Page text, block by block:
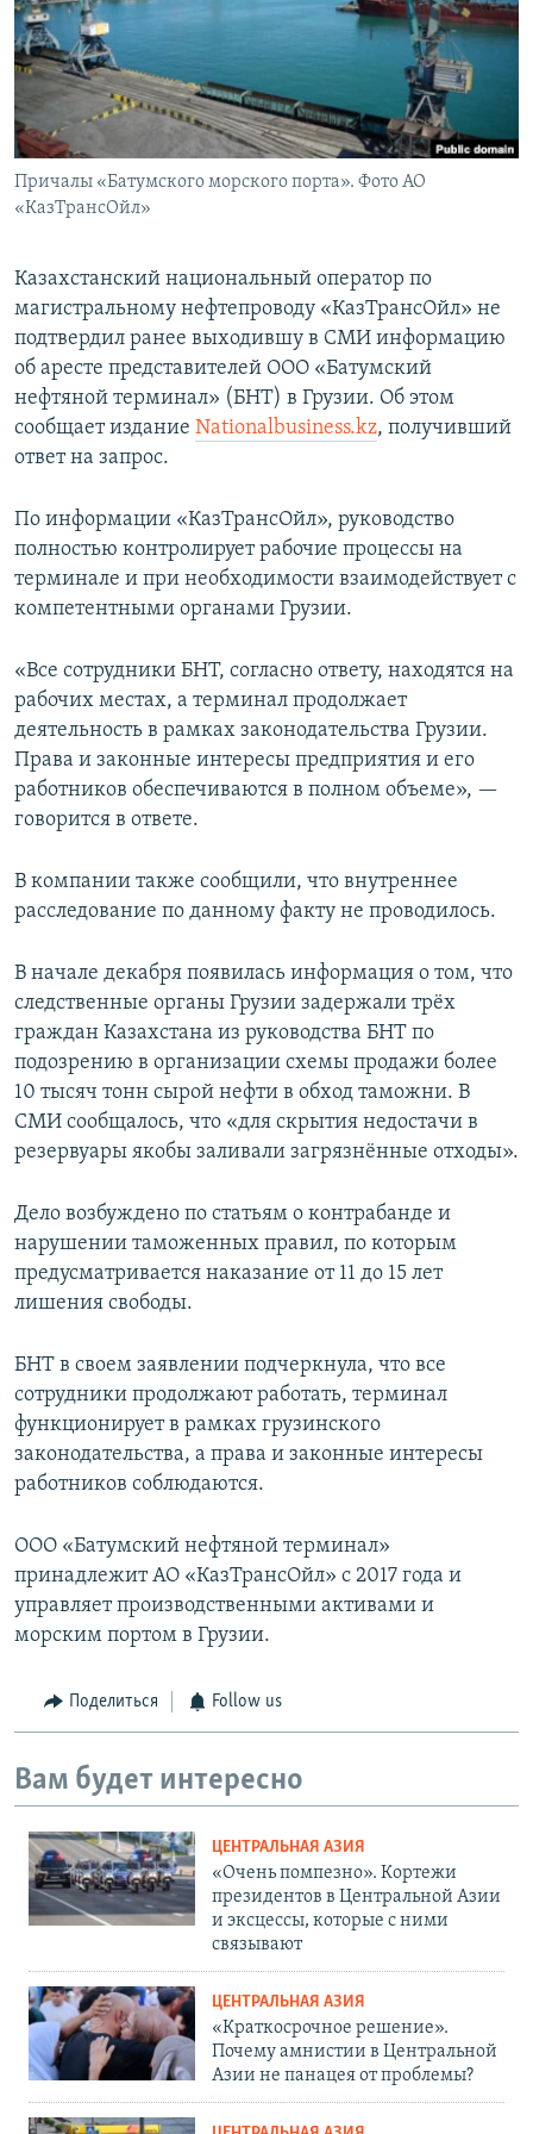
Причалы «Батумского морского порта». Фото АО
«КазТрансОйл»
Казахстанский национальный оператор по
магистральному нефтепроводу «КазТрансОйл» не
подтвердил ранее выходившу в СМИ информацию
об аресте представителей ООО «Батумский
нефтяной терминал» (БНТ) в Грузии. Об этом
сообщает издание Nationalbusiness.kz, получивший
ответ на запрос.
По информации «КазТрансОйл», руководство
полностью контролирует рабочие процессы на
терминале и при необходимости взаимодействует с
компетентными органами Грузии.
«Все сотрудники БНТ, согласно ответу, находятся на
рабочих местах, а терминал продолжает
деятельность в рамках законодательства Грузии.
Права и законные интересы предприятия и его
работников обеспечиваются в полном объеме», —
говорится в ответе.
В компании также сообщили, что внутреннее
расследование по данному факту не проводилось.
В начале декабря появилась информация о том, что
следственные органы Грузии задержали трёх
граждан Казахстана из руководства БНТ по
подозрению в организации схемы продажи более
10 тысяч тонн сырой нефти в обход таможни. В
СМИ сообщалось, что «для скрытия недостачи в
резервуары якобы заливали загрязнённые отходы».
Дело возбуждено по статьям о контрабанде и
нарушении таможенных правил, по которым
предусматривается наказание от 11 до 15 лет
лишения свободы.
БНТ в своем заявлении подчеркнула, что все
сотрудники продолжают работать, терминал
функционирует в рамках грузинского
законодательства, а права и законные интересы
работников соблюдаются.
ООО «Батумский нефтяной терминал»
принадлежит АО «КазТрансОйл» с 2017 года и
управляет производственными активами и
морским портом в Грузии.
Поделиться Follow us
Вам будет интересно
ЦЕНТРАЛЬНАЯ АЗИЯ
«Очень помпезно». Кортежи
президентов в Центральной Азии
и эксцессы, которые с ними
связывают
ЦЕНТРАЛЬНАЯ АЗИЯ
«Краткосрочное решение».
Почему амнистии в Центральной
Азии не панацея от проблемы?